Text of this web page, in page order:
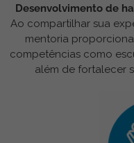
Desenvolvimento de
Ao compartilhar sua
mentoria
competências como
além de fortalecer